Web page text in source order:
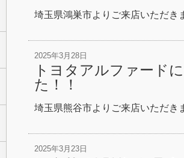
埼玉県鴻巣市よりご来店いただ
2025年3月28日
トヨタアルファード
た！！
埼玉県熊谷市よりご来店いただ
2025年3月23日